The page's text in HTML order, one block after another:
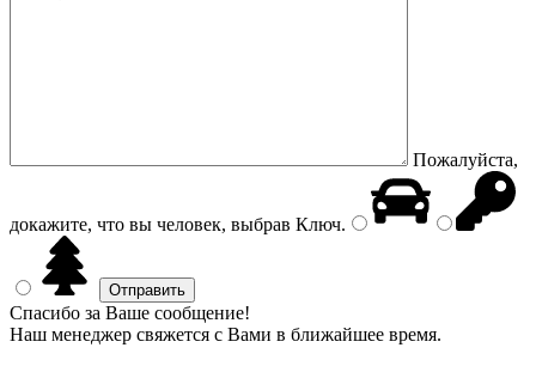
Пожалуйста,
докажите, что вы человек, выбрав Ключ.
Спасибо за Ваше сообщение!
Наш менеджер свяжется с Вами в ближайшее время.